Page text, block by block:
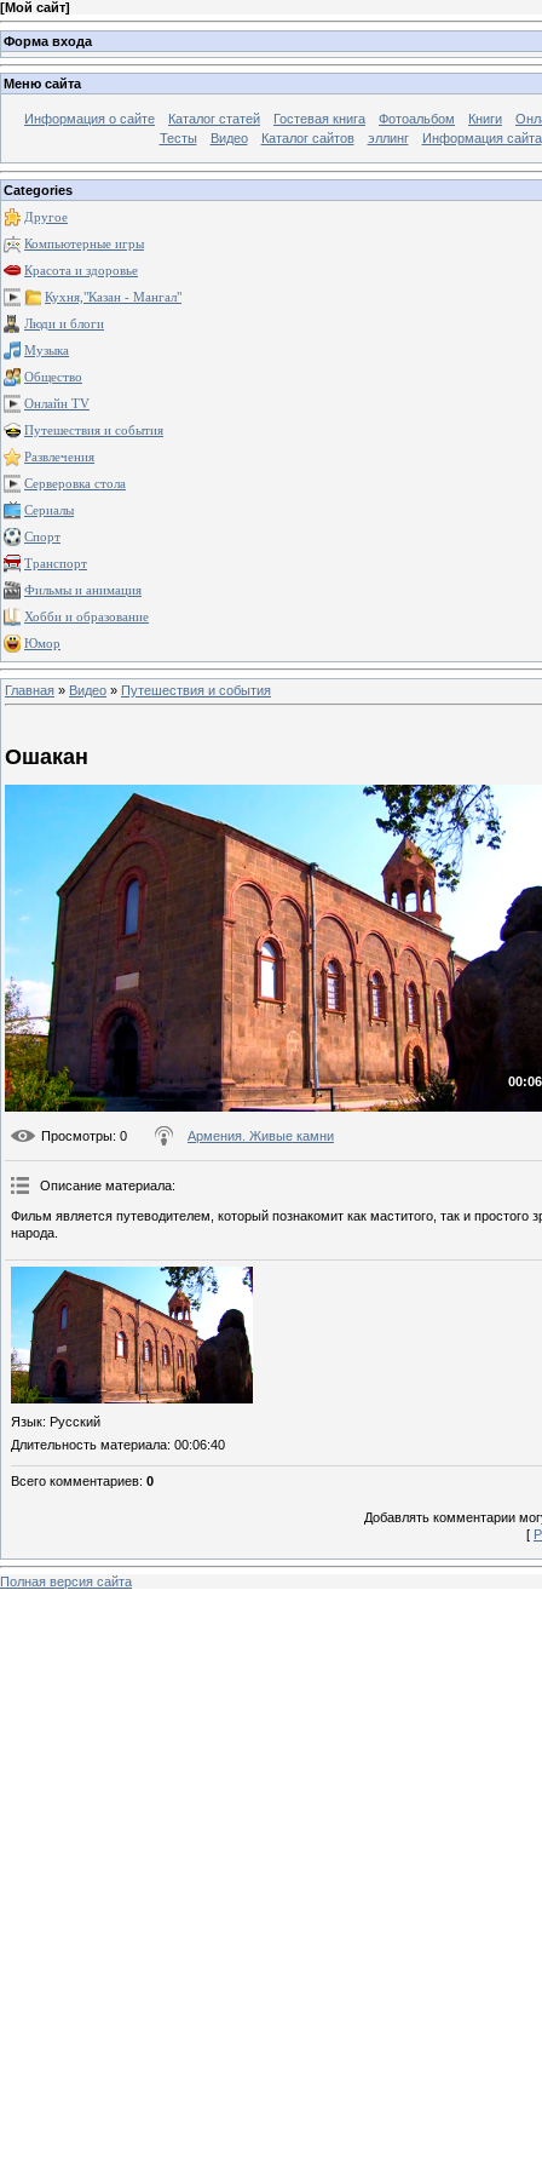
[Мой сайт]
Форма входа
Меню сайта
Информация о сайте Каталог статей Гостевая книга Фотоальбом Книги
Тесты
Видео Каталог сайтов эллинг Информация сайта
Categories
Другое
Компьютерные игры
Красота и здоровье
Кухня,"Казан - Мангал"
Люди и блоги
Музыка
Общество
Онлайн TV
Путешествия и события
Развлечения
Серверовка стола
Сериалы
Спорт
Транспорт
Фильмы и анимация
Хобби и образование
Юмор
Главная » Видео » Путешествия и события
Ошакан
Просмотры: 0 Армения. Живые камни
Описание материала:
Фильм является путеводителем, который познакомит как маститого, так и
народа.
Язык: Русский
Длительность материала: 00:06:40
Всего комментариев: 0
Добавлять комментарии
[
Полная версия сайта